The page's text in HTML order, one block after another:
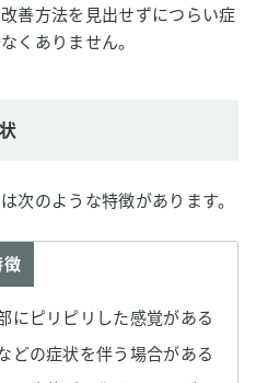
善方法を見出せずにつらい症
くありません。
次のような特徴があります。
徴
にピリピリした感覚がある
どの症状を伴う場合がある